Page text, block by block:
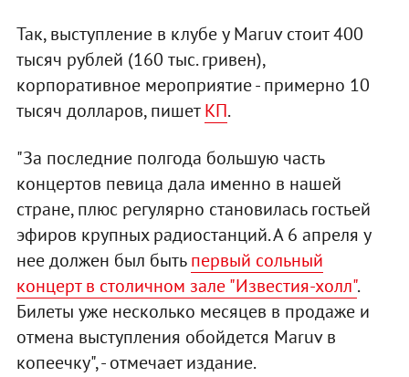
Так, выступление в клубе у Maruv стоит 400
тысяч рублей (160 тыс. гривен),
корпоративное мероприятие - примерно 10
тысяч долларов, пишетКП.
"За последние полгода большую часть
концертов певица дала именно в нашей
стране, плюс регулярно становилась гостьей
эфиров крупных радиостанций. А 6 апреля у
нее должен был бытьпервый сольный
концерт в столичном зале "Известия-холл".
Билеты уже несколько месяцев в продаже и
отмена выступления обойдется Maruv в
копеечку", - отмечает издание.